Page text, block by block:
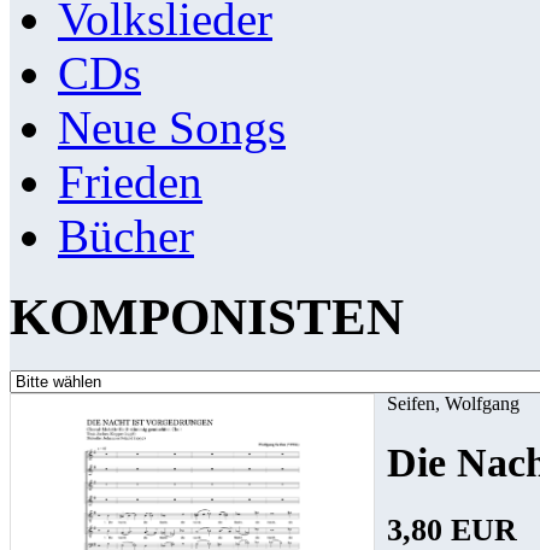
Volkslieder
CDs
Neue Songs
Frieden
Bücher
KOMPONISTEN
Seifen, Wolfgang
Die
3,80 EUR